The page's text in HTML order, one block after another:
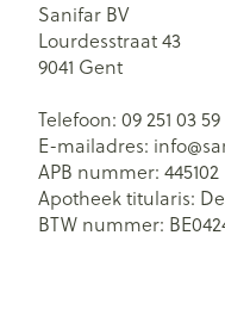
Sanifar BV
Lourdesstraat 43
9041 Gent
Telefoon: 09 251 03 59
E-mailadres: info@
APB nummer: 445102
Apotheek titularis:
BTW nummer: